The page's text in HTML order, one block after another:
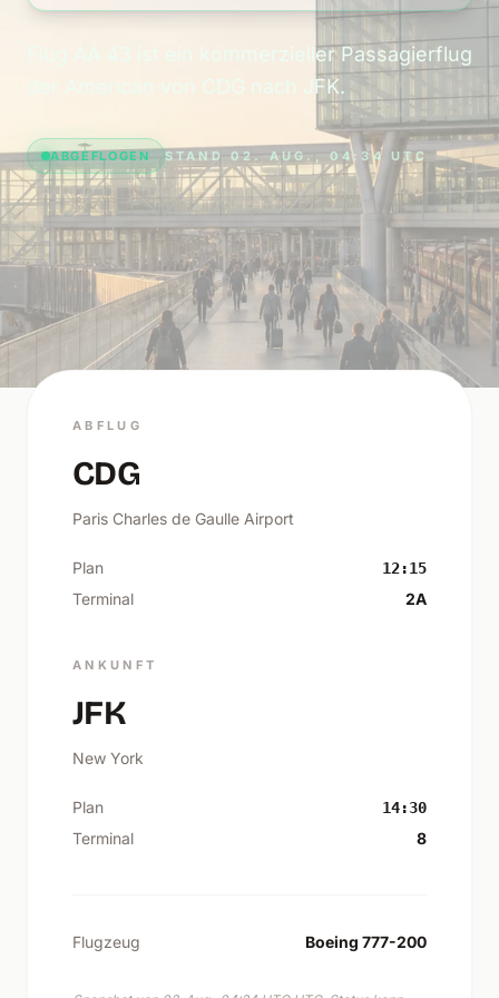
Flug AA 43 ist ein kommerzieller Passagierflug
der American von CDG nach JFK.
ABGEFLOGEN STAND 02. AUG., 04:34 UTC
ABFLUG
CDG
Paris Charles de Gaulle Airport
Plan 12:15
Terminal 2A
ANKUNFT
JFK
New York
Plan 14:30
Terminal 8
Flugzeug Boeing 777-200